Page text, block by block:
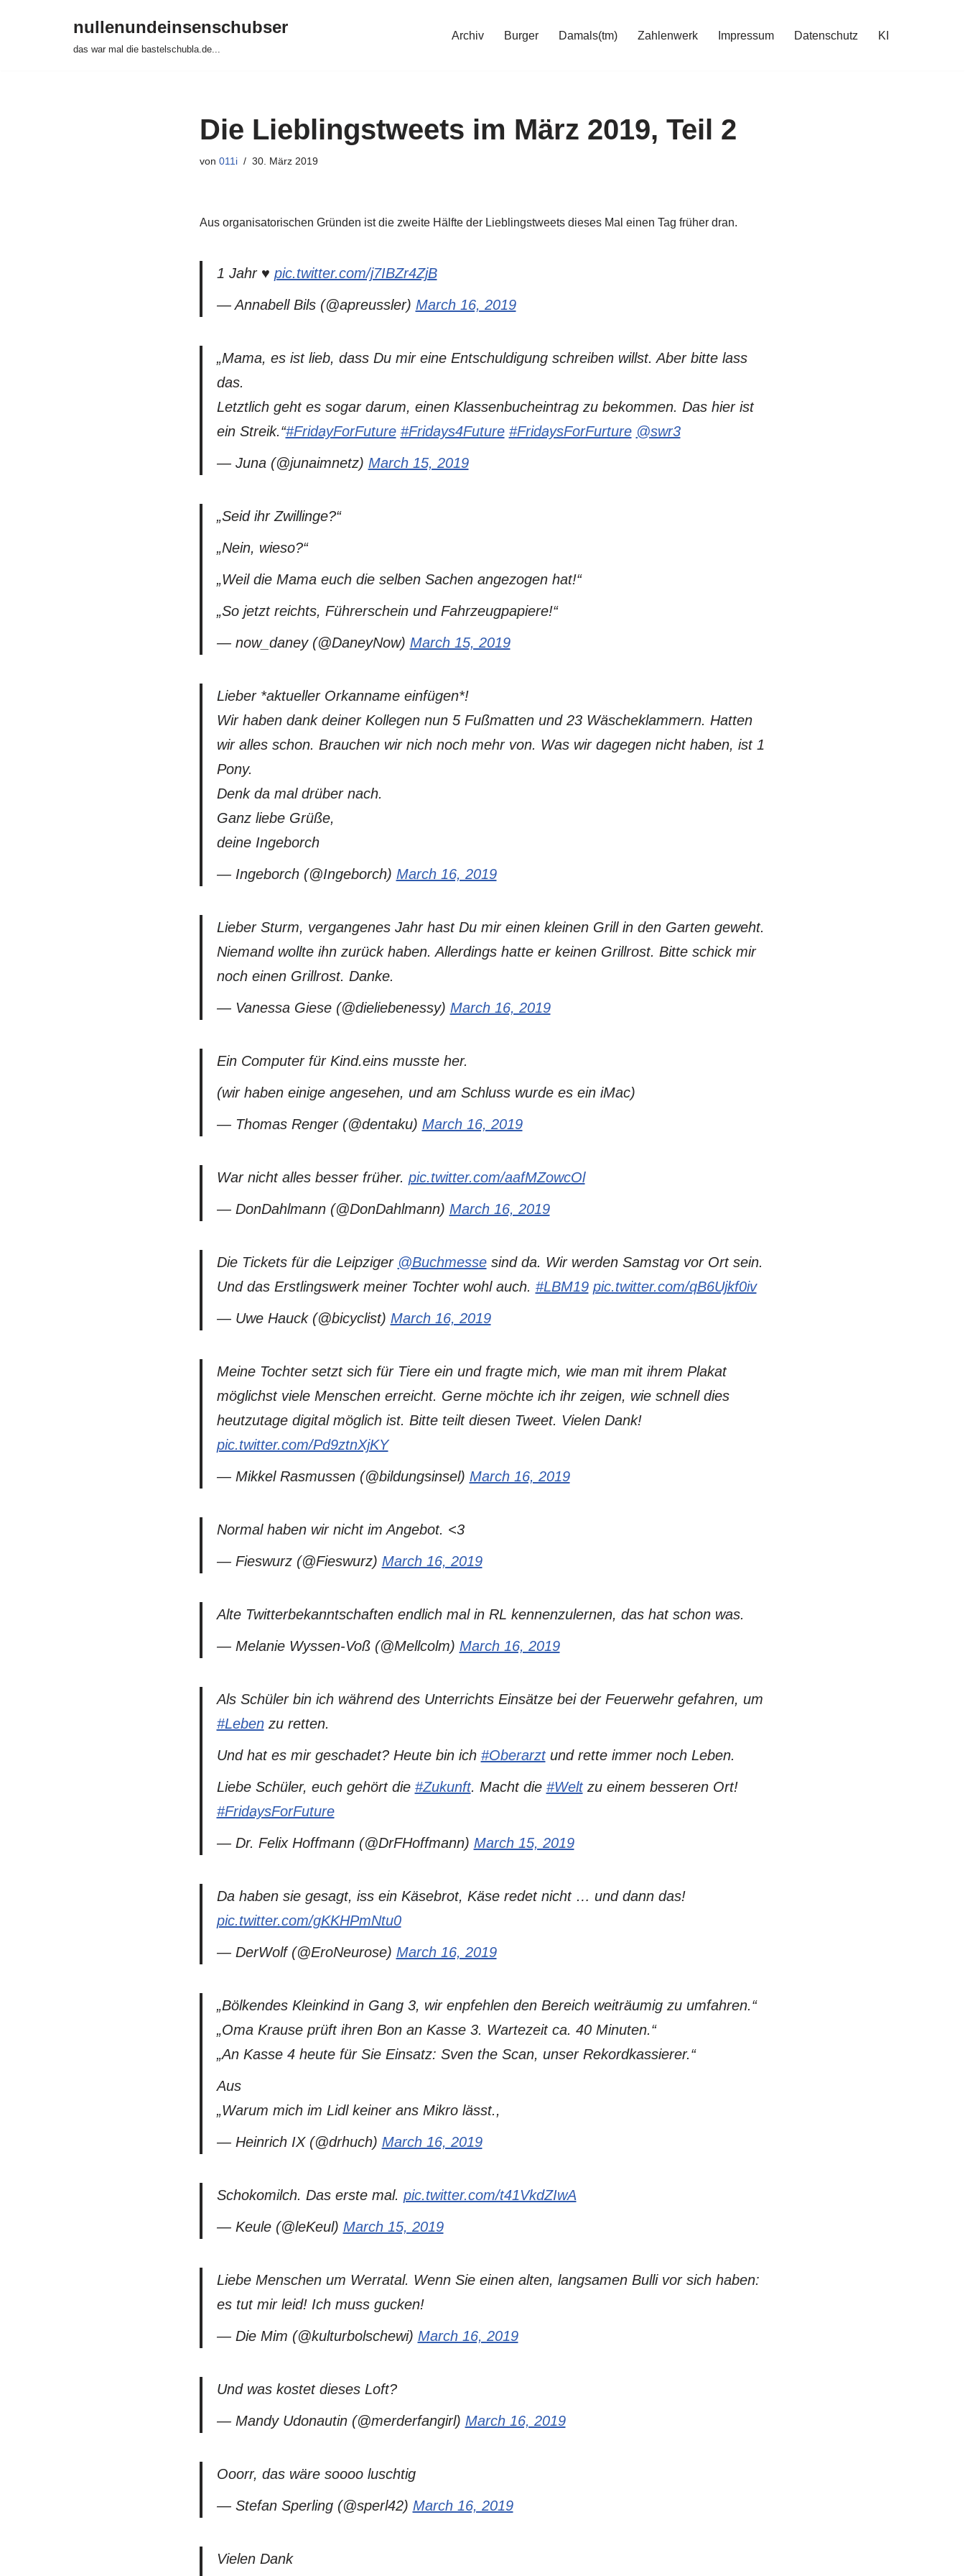
nullenundeinsenschubser
das war mal die bastelschubla.de...
Archiv Burger Damals(tm) Zahlenwerk Impressum Datenschutz KI
Die Lieblingstweets im März 2019, Teil 2
von 011i 30. März 2019
Aus organisatorischen Gründen ist die zweite Hälfte der Lieblingstweets dieses Mal einen Tag früher dran.
1 Jahr ♥️ pic.twitter.com/j7IBZr4ZjB
— Annabell Bils (@apreussler) March 16, 2019
„Mama, es ist lieb, dass Du mir eine Entschuldigung schreiben willst. Aber bitte lass
das.
Letztlich geht es sogar darum, einen Klassenbucheintrag zu bekommen. Das hier ist
ein Streik.“#FridayForFuture #Fridays4Future #FridaysForFurture @swr3
— Juna (@junaimnetz) March 15, 2019
„Seid ihr Zwillinge?“
„Nein, wieso?“
„Weil die Mama euch die selben Sachen angezogen hat!“
„So jetzt reichts, Führerschein und Fahrzeugpapiere!“
— now_daney (@DaneyNow) March 15, 2019
Lieber *aktueller Orkanname einfügen*!
Wir haben dank deiner Kollegen nun 5 Fußmatten und 23 Wäscheklammern. Hatten
wir alles schon. Brauchen wir nich noch mehr von. Was wir dagegen nicht haben, ist 1
Pony.
Denk da mal drüber nach.
Ganz liebe Grüße,
deine Ingeborch
— Ingeborch (@Ingeborch) March 16, 2019
Lieber Sturm, vergangenes Jahr hast Du mir einen kleinen Grill in den Garten geweht.
Niemand wollte ihn zurück haben. Allerdings hatte er keinen Grillrost. Bitte schick mir
noch einen Grillrost. Danke.
— Vanessa Giese (@dieliebenessy) March 16, 2019
Ein Computer für Kind.eins musste her.
(wir haben einige angesehen, und am Schluss wurde es ein iMac)
— Thomas Renger (@dentaku) March 16, 2019
War nicht alles besser früher. pic.twitter.com/aafMZowcOl
— DonDahlmann (@DonDahlmann) March 16, 2019
Die Tickets für die Leipziger @Buchmessesind da. Wir werden Samstag vor Ort sein.
Und das Erstlingswerk meiner Tochter wohl auch. #LBM19 pic.twitter.com/qB6Ujkf0iv
— Uwe Hauck (@bicyclist) March 16, 2019
Meine Tochter setzt sich für Tiere ein und fragte mich, wie man mit ihrem Plakat
möglichst viele Menschen erreicht. Gerne möchte ich ihr zeigen, wie schnell dies
heutzutage digital möglich ist. Bitte teilt diesen Tweet. Vielen Dank!
pic.twitter.com/Pd9ztnXjKY
— Mikkel Rasmussen (@bildungsinsel) March 16, 2019
Normal haben wir nicht im Angebot. <3
— Fieswurz (@Fieswurz) March 16, 2019
Alte Twitterbekanntschaften endlich mal in RL kennenzulernen, das hat schon was.
— Melanie Wyssen-Voß (@Mellcolm) March 16, 2019
Als Schüler bin ich während des Unterrichts Einsätze bei der Feuerwehr gefahren, um
#Lebenzu retten.
Und hat es mir geschadet? Heute bin ich #Oberarztund rette immer noch Leben.
Liebe Schüler, euch gehört die #Zukunft. Macht die #Weltzu einem besseren Ort!
#FridaysForFuture
— Dr. Felix Hoffmann (@DrFHoffmann) March 15, 2019
Da haben sie gesagt, iss ein Käsebrot, Käse redet nicht … und dann das!
pic.twitter.com/gKKHPmNtu0
— DerWolf (@EroNeurose) March 16, 2019
„Bölkendes Kleinkind in Gang 3, wir enpfehlen den Bereich weiträumig zu umfahren.“
„Oma Krause prüft ihren Bon an Kasse 3. Wartezeit ca. 40 Minuten.“
„An Kasse 4 heute für Sie Einsatz: Sven the Scan, unser Rekordkassierer.“
Aus
„Warum mich im Lidl keiner ans Mikro lässt.,
— Heinrich IX (@drhuch) March 16, 2019
Schokomilch. Das erste mal. pic.twitter.com/t41VkdZIwA
— Keule (@leKeul) March 15, 2019
Liebe Menschen um Werratal. Wenn Sie einen alten, langsamen Bulli vor sich haben:
es tut mir leid! Ich muss gucken!
— Die Mim (@kulturbolschewi) March 16, 2019
Und was kostet dieses Loft?
— Mandy Udonautin (@merderfangirl) March 16, 2019
Ooorr, das wäre soooo luschtig
— Stefan Sperling (@sperl42) March 16, 2019
Vielen Dank